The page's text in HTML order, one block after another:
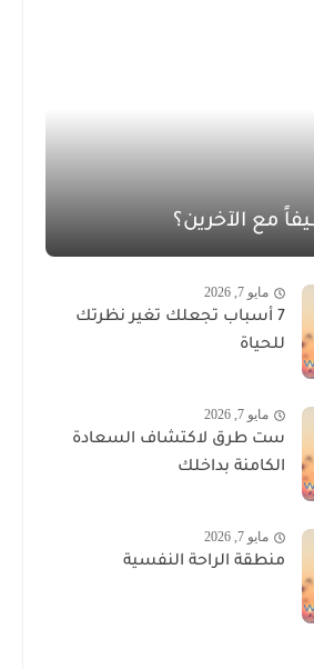
مع الآخرين؟
مايو 7, 2026
7 أسباب تجعلك تغير نظرتك
للحياة
مايو 7, 2026
ست طرق لاكتشاف السعادة
الكامنة بداخلك
مايو 7, 2026
منطقة الراحة النفسية